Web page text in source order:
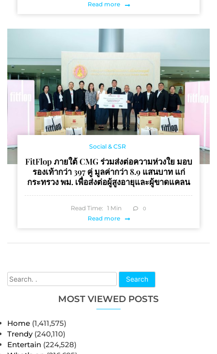
Search
MOST VIEWED POSTS
Home (1,411,575)
Trendy (240,110)
Entertain (224,528)
Read more
Social & CSR
FitFlop ภายใต้ CMG ร่วมส่งต่อความห่วงใย มอบ
รองเท้ากว่า 397 คู่ มูลค่ากว่า 8.9 แสนบาท แก่
กระทรวง พม. เพื่อส่งต่อผู้สูงอายุและผู้ขาดแคลน
Read Time: 1 Min 0
Read more